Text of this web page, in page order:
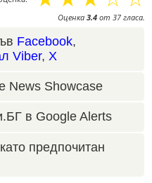
Оценка 3.4 от 37 гласа.
Facebook,
Viber, X
News Showcase
в Google Alerts
предпочитан